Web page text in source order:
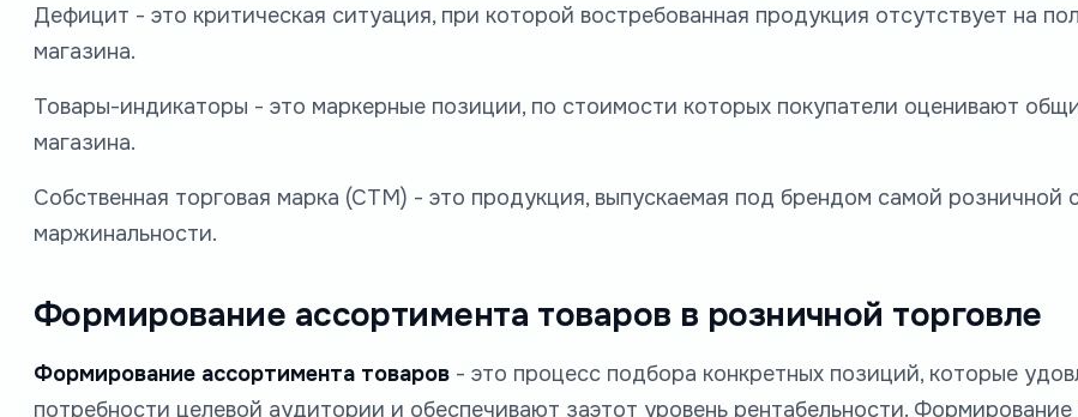
Дефицит - это критическая ситуация, при которой востребованная продукция отсутствует на
магазина.
Товары-индикаторы - это маркерные позиции, по стоимости которых покупатели оценивают
магазина.
Собственная торговая марка (СТМ) - это продукция, выпускаемая под брендом самой розничной
маржинальности.
Формирование ассортимента товаров в розничной торговле
Формирование ассортимента товаров - это процесс подбора конкретных позиций, которые
потребности целевой аудитории и обеспечивают заэтот уровень рентабельности.